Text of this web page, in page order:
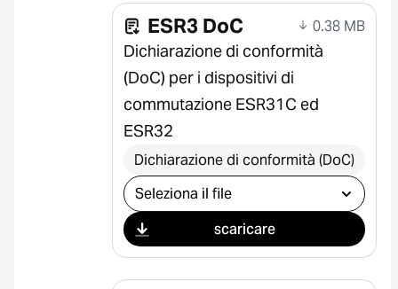
ESR3 DoC 0.38 MB
Dichiarazione di conformità
(DoC) per i dispositivi di
commutazione ESR31C ed
ESR32
Dichiarazione di conformità (DoC)
Seleziona il download
scaricare